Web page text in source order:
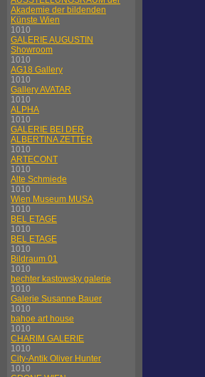
Akademie der bildenden
Künste Wien
1010
GALERIE AUGUSTIN
Showroom
1010
AG18 Gallery
1010
Gallery AVATAR
1010
ALPHA
1010
GALERIE BEI DER
ALBERTINA ZETTER
1010
ARTECONT
1010
Alte Schmiede
1010
Wien Museum MUSA
1010
BEL ETAGE
1010
BEL ETAGE
1010
Bildraum 01
1010
bechter kastowsky galerie
1010
Galerie Susanne Bauer
1010
bahoe art house
1010
CHARIM GALERIE
1010
City-Antik Oliver Hunter
1010